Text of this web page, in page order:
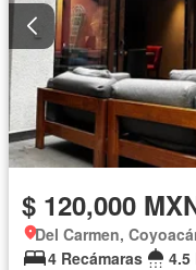
$ 120,000
Del Carmen,
4 Recámaras
4.5